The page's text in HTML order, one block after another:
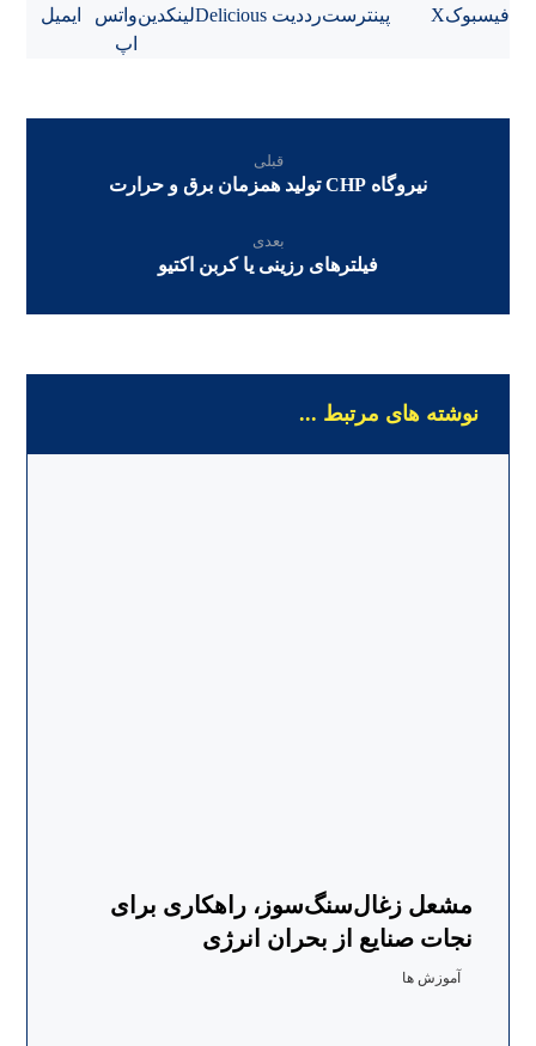
فیسبوکX پینترسترددیت Deliciousلینکدینواتس
اپ
ایمیل
قبلی
نیروگاه CHP تولید همزمان برق و حرارت
بعدی
فیلتر‌های رزینی یا کربن اکتیو
نوشته های مرتبط ...
مشعل زغال‌سنگ‌سوز، راهکاری برای
نجات صنایع از بحران انرژی
آموزش ها